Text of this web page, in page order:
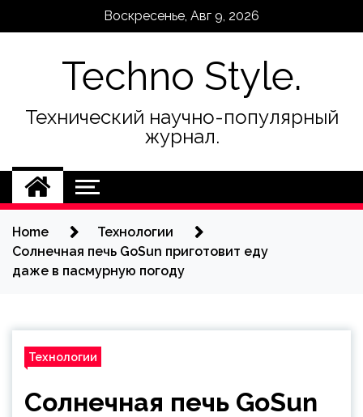
Воскресенье, Авг 9, 2026
Techno Style.
Технический научно-популярный
журнал.
Home
Технологии
Cолнечная печь GoSun приготовит еду
даже в пасмурную погоду
Технологии
Cолнечная печь GoSun